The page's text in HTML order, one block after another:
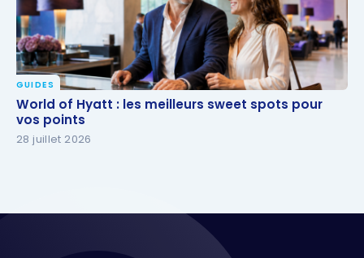
World of Hyatt : les meilleurs sweet spots pour vos
points
GUIDES
World of Hyatt : les meilleurs sweet spots pour
vos points
28 juillet 2026